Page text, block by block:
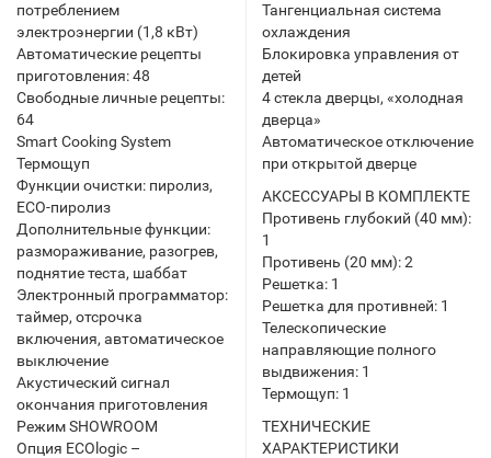
потреблением
электроэнергии (1,8 кВт)
Автоматические рецепты
приготовления: 48
Свободные личные рецепты:
64
Smart Cooking System
Термощуп
Функции очистки: пиролиз,
ЕСО-пиролиз
Дополнительные функции:
размораживание, разогрев,
поднятие теста, шаббат
Электронный программатор:
таймер, отсрочка
включения, автоматическое
выключение
Акустический сигнал
окончания приготовления
Режим SHOWROOM
Опция ECOlogic –
Тангенциальная система
охлаждения
Блокировка управления от
детей
4 стекла дверцы, «холодная
дверца»
Автоматическое отключение
при открытой дверце
АКСЕССУАРЫ В КОМПЛЕКТЕ
Противень глубокий (40 мм):
1
Противень (20 мм): 2
Решетка: 1
Решетка для противней: 1
Телескопические
направляющие полного
выдвижения: 1
Термощуп: 1
ТЕХНИЧЕСКИЕ
ХАРАКТЕРИСТИКИ